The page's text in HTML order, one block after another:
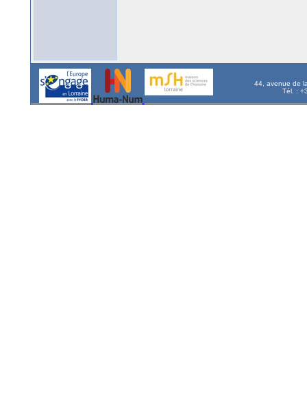
44, avenue de
Tél. :